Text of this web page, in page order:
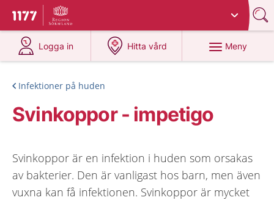
Till startsidan för 1177
Du har valt region
Logga in
på 1177.se
Hitta vård
på 1177.se
Meny
Infektioner på huden
Svinkoppor - impetigo
Svinkoppor är en infektion i huden som orsakas
av bakterier. Den är vanligast hos barn, men även
vuxna kan få infektionen. Svinkoppor är mycket